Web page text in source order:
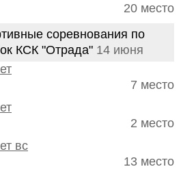
20 место
соревнования по
КСК "Отрада" 14 июня
7 место
2 место
вс
13 место